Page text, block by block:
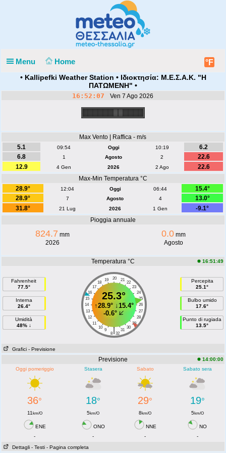
Menu Home °F
• Kallipefki Weather Station • Ιδιοκτησία: Μ.Ε.Σ.Α.Κ. "Η
ΠΑΤΩΜΕΝΗ" •
16:52:07 Ven 7 Ago 2026
Max Vento | Raffica - m/s
5.1
09:54 Oggi 10:19
6.2
6.8
1 Agosto 2
22.6
12.9
4 Gen 2026 2 Ago
22.6
Max-Min Temperatura °C
28.9°
12:04 Oggi 06:44
15.4°
28.9°
7 Agosto 4
13.0°
31.8°
21 Lug 2026 1 Gen
-9.1°
Pioggia annuale
824.7 mm
2026
0.0mm
Agosto
Temperatura °C 16:51:49
Fahrenheit
77.5°
Interna
26.4°
Umidità
48% ↓
20
19 21
18
22
17
23
16
24
15
25
14
26
13
27
12
28
11
29
10
30
9 31
|
8 32
25.3°
↑28.9°↓15.4°
-0.6°
Percepita
25.1°
Bulbo umido
17.6°
Punto di rugiada
13.5°
Grafici - Previsione
Previsione
14:00:00
Oggi pomeriggio
Stasera Sabato Sabato sera
36° 18° 29° 19°
11 km/O 5km/O 8km/O 5km/O
ENE ONO NNE
NO
-
- -
-
Dettagli - Testi - Pagina completa